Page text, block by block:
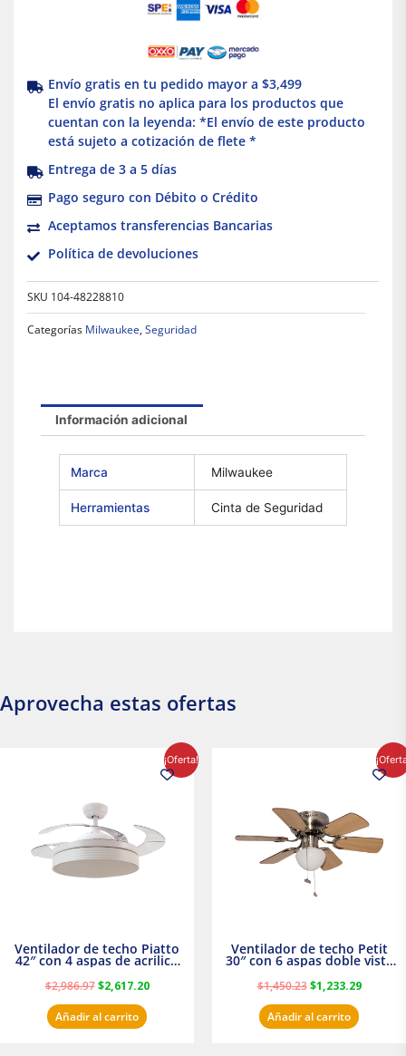
Envío gratis en tu pedido mayor a $3,499
El envío gratis no aplica para los productos que
cuentan con la leyenda: *El envío de este producto
está sujeto a cotización de flete *
Entrega de 3 a 5 días
Pago seguro con Débito o Crédito
Aceptamos transferencias Bancarias
Política de devoluciones
SKU 104-48228810
Categorías Milwaukee, Seguridad
Información adicional
Marca Milwaukee
Herramientas Cinta de Seguridad
Aprovecha estas ofertas
¡Oferta!
Ventilador de techo Piatto
42″ con 4 aspas de acrilico
transparente
$2,986.97
$2,986.97.
$2,617.20
precio
actual
Añadir al carrito
Ventilador de techo Petit
30″ con 6 aspas doble vista
Satinado Masterfan
$1,450.23
$1,450.23.
$1,233.29
precio
actual
Añadir al carrito